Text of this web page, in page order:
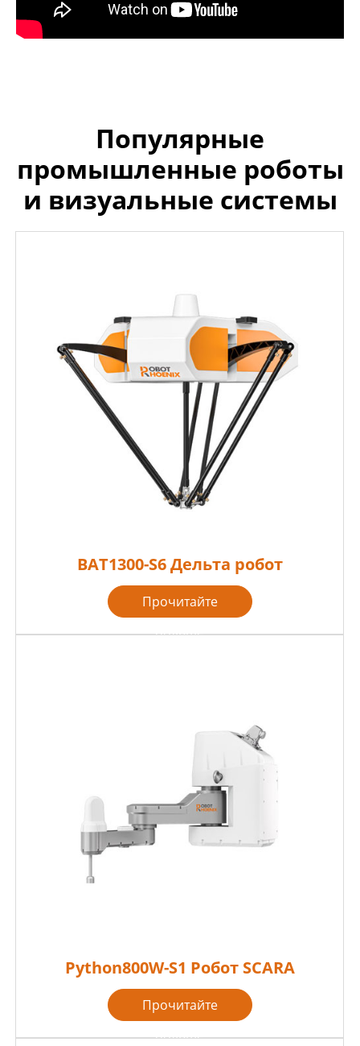
Популярные
промышленные роботы
и визуальные системы
BAT1300-S6 Дельта робот
Прочитайте
больше
Python800W-S1 Робот SCARA
Прочитайте
больше